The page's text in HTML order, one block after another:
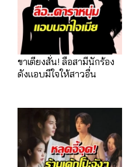
ขาเตียงสั่น! ลือสามีนักร้อง
ดังแอบมีใจให้สาวอื่น